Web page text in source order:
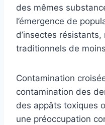
des mêmes
l’émergence de
d’insectes
traditionnels de
Contamination
contamination des
des appâts toxiques
une préoccupation